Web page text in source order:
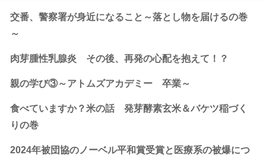
交番、警察署が身近になること～落とし物を届けるの巻
～
肉芽腫性乳腺炎 その後、再発の心配を抱えて！？
親の学び③～アトムズアカデミー 卒業～
食べていますか？米の話 発芽酵素玄米＆バケツ稲づく
りの巻
2024年被団協のノーベル平和賞受賞と医療系の被爆につ